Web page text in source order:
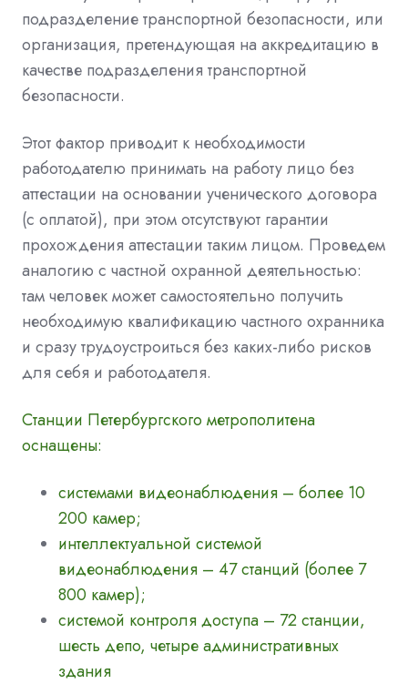
подразделение транспортной безопасности, или
организация, претендующая на аккредитацию в
качестве подразделения транспортной
безопасности.
Этот фактор приводит к необходимости
работодателю принимать на работу лицо без
аттестации на основании ученического договора
(с оплатой), при этом отсутствуют гарантии
прохождения аттестации таким лицом. Проведем
аналогию с частной охранной деятельностью:
там человек может самостоятельно получить
необходимую квалификацию частного охранника
и сразу трудоустроиться без каких-либо рисков
для себя и работодателя.
Станции Петербургского метрополитена
оснащены:
системами видеонаблюдения – более 10
200 камер;
интеллектуальной системой
видеонаблюдения – 47 станций (более 7
800 камер);
системой контроля доступа – 72 станции,
шесть депо, четыре административных
здания